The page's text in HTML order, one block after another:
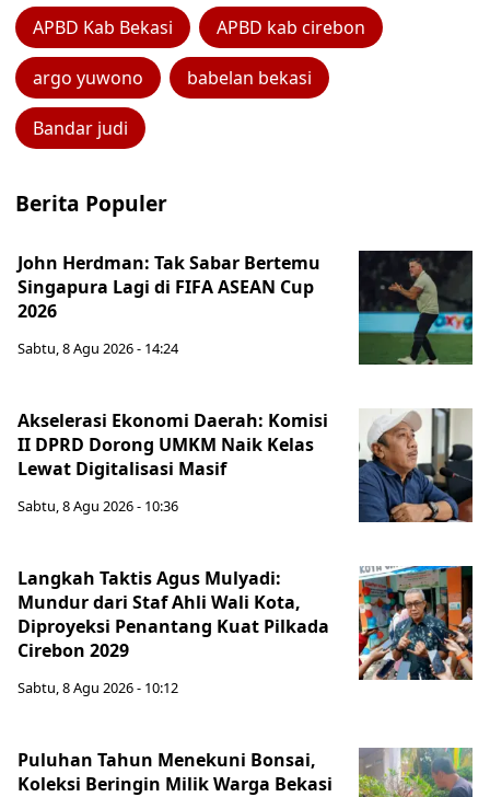
APBD Kab Bekasi APBD kab cirebon
argo yuwono babelan bekasi
Bandar judi
Berita Populer
John Herdman: Tak Sabar Bertemu
Singapura Lagi di FIFA ASEAN Cup
2026
Sabtu, 8 Agu 2026 - 14:24
Akselerasi Ekonomi Daerah: Komisi
II DPRD Dorong UMKM Naik Kelas
Lewat Digitalisasi Masif
Sabtu, 8 Agu 2026 - 10:36
Langkah Taktis Agus Mulyadi:
Mundur dari Staf Ahli Wali Kota,
Diproyeksi Penantang Kuat Pilkada
Cirebon 2029
Sabtu, 8 Agu 2026 - 10:12
Puluhan Tahun Menekuni Bonsai,
Koleksi Beringin Milik Warga Bekasi